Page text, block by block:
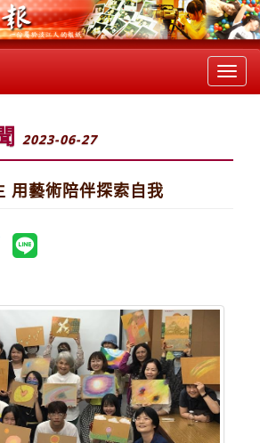
2023-06-27
用藝術陪伴探索自我